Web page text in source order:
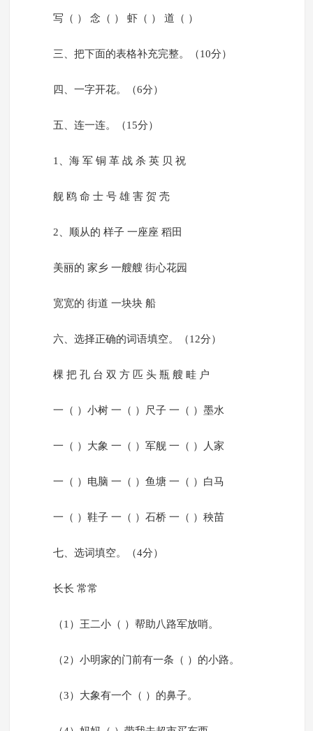
写（ ） 念（ ） 虾（ ） 道（ ）
三、把下面的表格补充完整。（10分）
四、一字开花。（6分）
五、连一连。（15分）
1、海 军 铜 革 战 杀 英 贝 祝
舰 鸥 命 士 号 雄 害 贺 壳
2、顺从的 样子 一座座 稻田
美丽的 家乡 一艘艘 街心花园
宽宽的 街道 一块块 船
六、选择正确的词语填空。（12分）
棵 把 孔 台 双 方 匹 头 瓶 艘 畦 户
一（ ）小树 一（ ）尺子 一（ ）墨水
一（ ）大象 一（ ）军舰 一（ ）人家
一（ ）电脑 一（ ）鱼塘 一（ ）白马
一（ ）鞋子 一（ ）石桥 一（ ）秧苗
七、选词填空。（4分）
长长 常常
（1）王二小（ ）帮助八路军放哨。
（2）小明家的门前有一条（ ）的小路。
（3）大象有一个（ ）的鼻子。